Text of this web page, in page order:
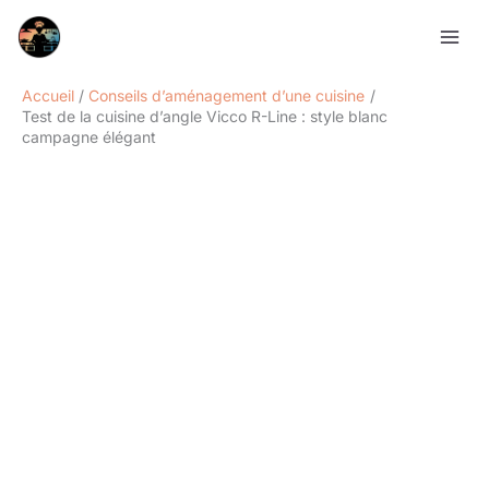
Accueil
Conseils d’aménagement d’une cuisine
Test de la cuisine d’angle Vicco R-Line : style blanc
campagne élégant
Rechercher